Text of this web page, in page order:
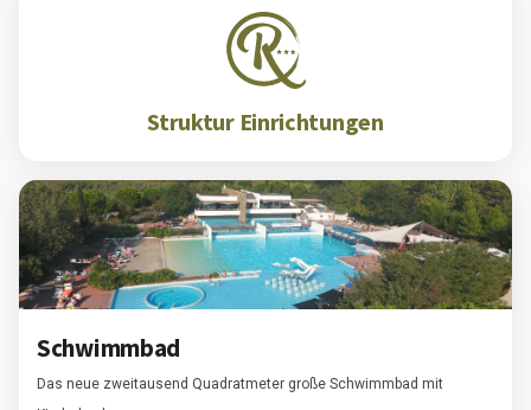
Struktur Einrichtungen
Schwimmbad
Das neue zweitausend Quadratmeter große Schwimmbad mit